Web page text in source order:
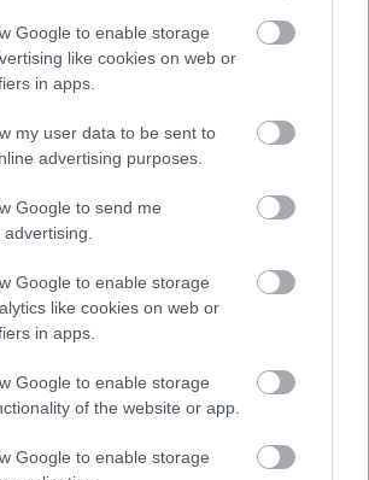
Google to enable storage
like cookies on web or
in apps.
my user data to be sent to
advertising purposes.
Google to send me
Google to enable storage
like cookies on web or
in apps.
Google to enable storage
of the website or app.
Google to enable storage
Országos hírek
A lakosságra is fontos szerep hárul a
szúnyoginvázió elkerülésében
WWF vízgazdálkodás
Túlfogyasztás napja - július 30-ra
felhasználta az emberiség a Föld egész